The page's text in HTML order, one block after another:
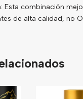
Esta combinación
de alta calidad, no